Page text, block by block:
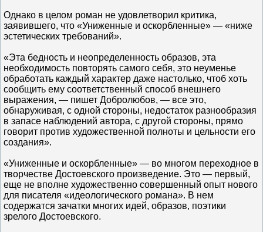
Однако в целом роман не удовлетворил критика,
заявившего, что «Униженные и оскорбленные» — «ниже
эстетических требований».
«Эта бедность и неопределенность образов, эта
необходимость повторять самого себя, это неуменье
обработать каждый характер даже настолько, чтоб хоть
сообщить ему соответственный способ внешнего
выражения, — пишет Добролюбов, — все это,
обнаруживая, с одной стороны, недостаток разнообразия
в запасе наблюдений автора, с другой стороны, прямо
говорит против художественной полноты и цельности его
создания».
«Униженные и оскорбленные» — во многом переходное в
творчестве Достоевского произведение. Это — первый,
еще не вполне художественно совершенный опыт нового
для писателя «идеологического романа». В нем
содержатся зачатки многих идей, образов, поэтики
зрелого Достоевского.